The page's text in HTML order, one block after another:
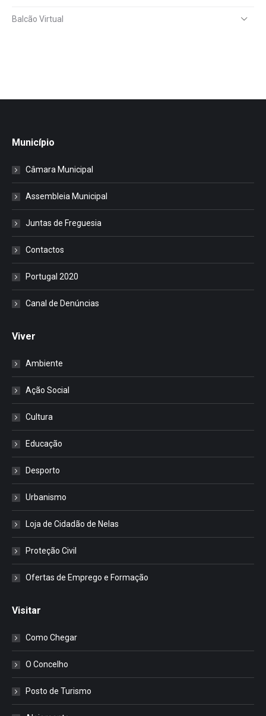
Balcão Virtual
Município
Câmara Municipal
Assembleia Municipal
Juntas de Freguesia
Contactos
Portugal 2020
Canal de Denúncias
Viver
Ambiente
Ação Social
Cultura
Educação
Desporto
Urbanismo
Loja de Cidadão de Nelas
Proteção Civil
Ofertas de Emprego e Formação
Visitar
Como Chegar
O Concelho
Posto de Turismo